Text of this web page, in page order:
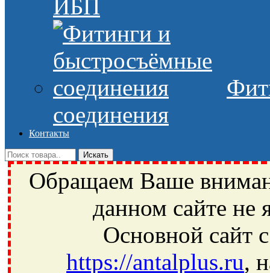
ИБП
соединения
Контакты
Обращаем Ваше
данном сайте не
Основной сайт
https://antalplus.ru,